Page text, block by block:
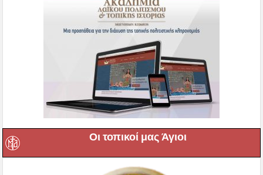
Οι τοπικοί μας Άγιοι